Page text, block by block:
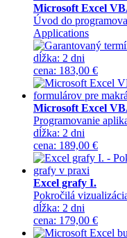
Microsoft Excel
Úvod do
Applications
dĺžka: 2 dni
cena: 183,00 €
Microsoft Excel
Programovanie
dĺžka: 2 dni
cena: 189,00 €
Excel grafy I.
Pokročilá
dĺžka: 2 dni
cena: 179,00 €